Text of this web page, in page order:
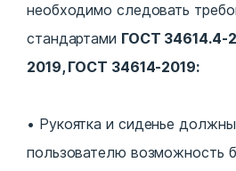
необходимо следовать
стандартами ГОСТ 34614.4-
2019, ГОСТ 34614-2019:
Рукоятка и сиденье должны
пользователю возможность